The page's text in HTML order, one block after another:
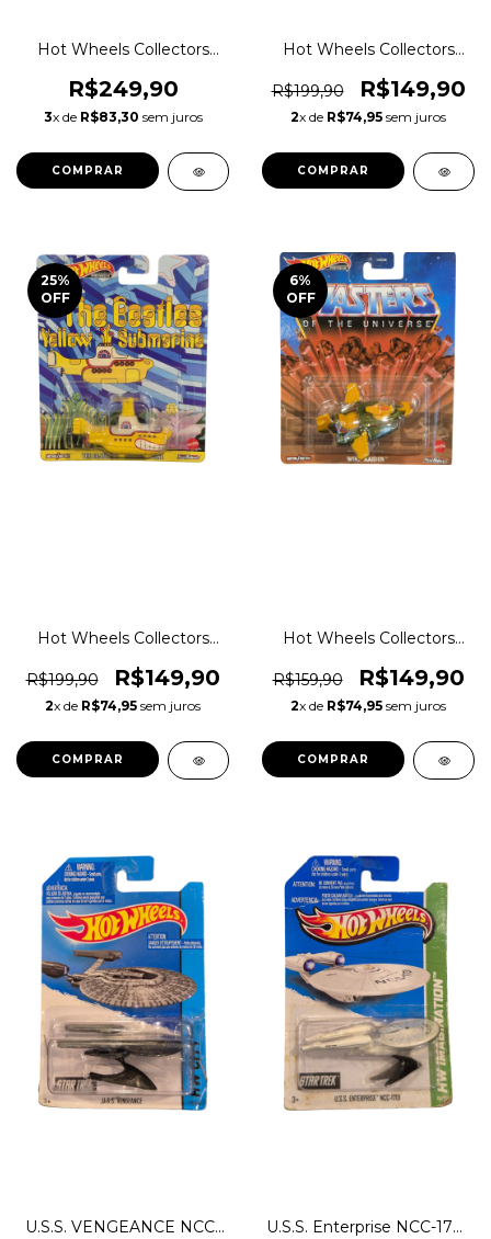
Hot Wheels Collectors
Zoolander - Escala 1:64
Original 1magnus BDV07
R$249,90
3x de R$83,30 sem juros
Hot Wheels Collectors
Clássico Desing da Mattel
- Garage of Legends -
Escala 1:64 Original
R$199,90 R$149,90
2x de R$74,95 sem juros
25%
OFF
Hot Wheels Collectors
Amarelo (The Beatles -
Yellow Submarine) Escala
1:64 Original 1magnus
R$199,90 R$149,90
2x de R$74,95 sem juros
6%
OFF
Hot Wheels Collectors
Man - Master Of The
Universe (MOTU) - Escala
1:64 Original 1magnus
R$159,90 R$149,90
2x de R$74,95 sem juros
U.S.S. VENGEANCE NCC-
U.S.S. Enterprise NCC-1701